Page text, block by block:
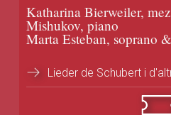
Katharina Bierweiler,
Mishukov, piano
Marta Esteban, soprano
Lieder de Schubert i